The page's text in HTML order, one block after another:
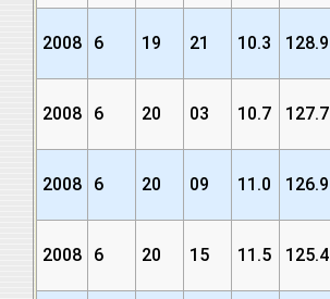
2008 6 19 21 10.3 128.9
2008 6 20 03 10.7 127.7
2008 6 20 09 11.0 126.9
2008 6 20 15 11.5 125.4